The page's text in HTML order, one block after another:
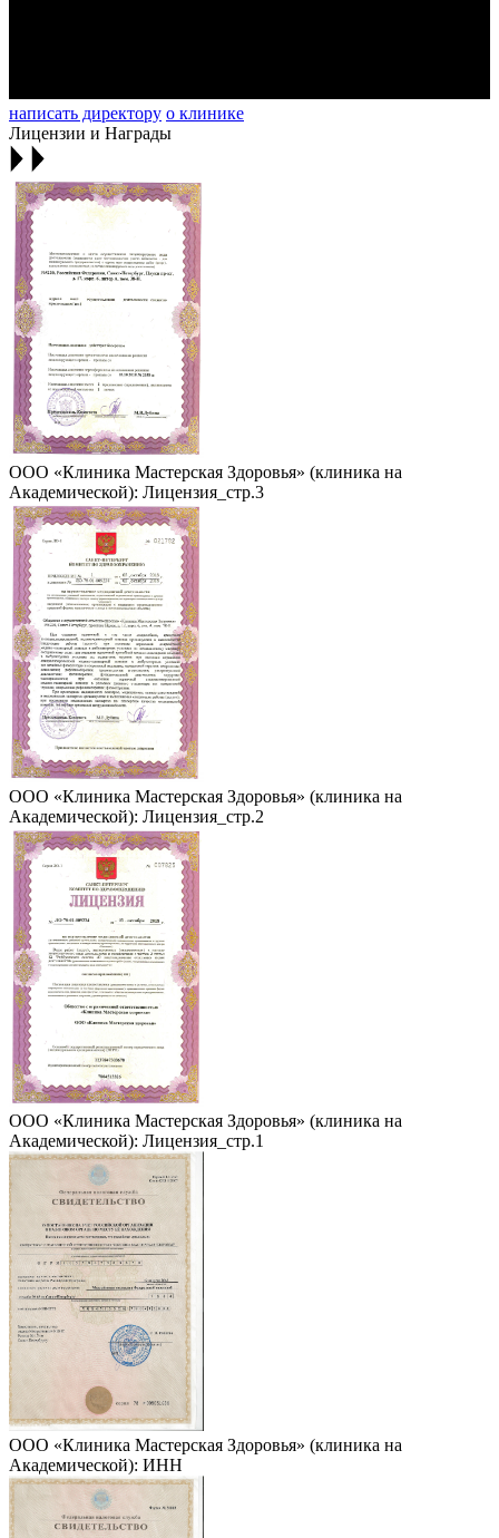
написать директору о клинике
Лицензии и Награды
ООО «Клиника Мастерская Здоровья» (клиника на
Академической): Лицензия_стр.3
ООО «Клиника Мастерская Здоровья» (клиника на
Академической): Лицензия_стр.2
ООО «Клиника Мастерская Здоровья» (клиника на
Академической): Лицензия_стр.1
ООО «Клиника Мастерская Здоровья» (клиника на
Академической): ИНН